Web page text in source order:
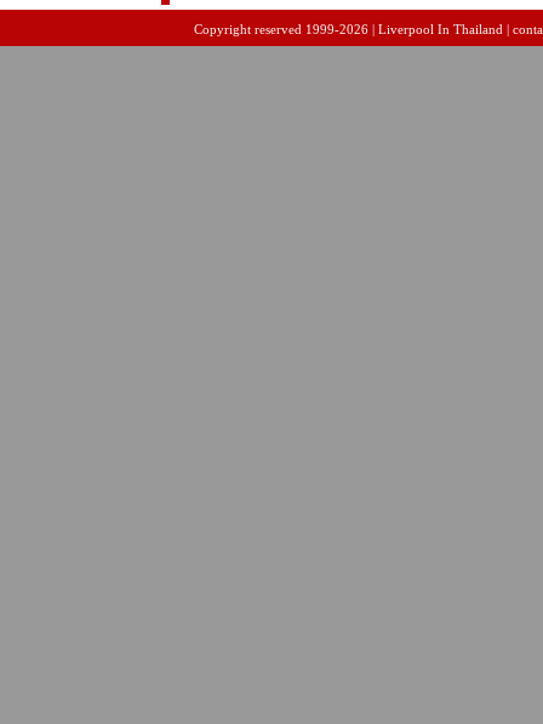
Copyright reserved 1999-2026 | Liverpool In Thailand |